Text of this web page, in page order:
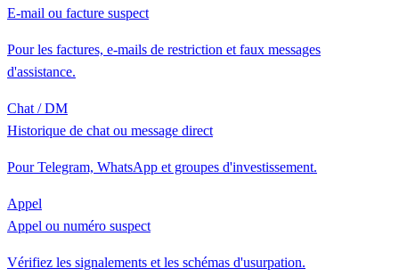
E-mail ou facture suspect
Pour les factures, e-mails de restriction et faux messages
d'assistance.
Chat / DM
Historique de chat ou message direct
Pour Telegram, WhatsApp et groupes d'investissement.
Appel
Appel ou numéro suspect
Vérifiez les signalements et les schémas d'usurpation.